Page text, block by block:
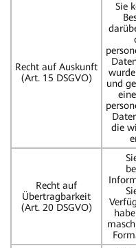
Recht auf Auskunft
(Art. 15 DSGVO)
Sie
und
die
Recht auf
Übertragbarkeit
(Art. 20 DSGVO)